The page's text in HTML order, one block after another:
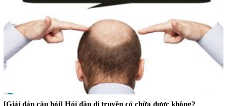
[Giải đáp câu hỏi] Hói đầu di truyền có chữa được không?